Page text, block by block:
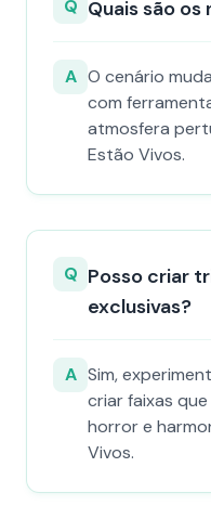
Q Quais são os
A O cenário
com
atmosfera
Estão Vivos.
Q Posso criar
exclusivas?
A Sim,
criar faixas
horror e
Vivos.